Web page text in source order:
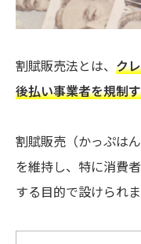
割賦販売法とは、 ク
後払い事業者を規制
割賦販売（かっぷは
を維持し、特に消費
する目的で設けられま